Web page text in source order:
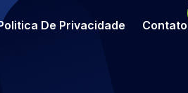
De Privacidade Contato